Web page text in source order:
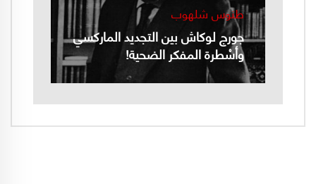
طنوس شلهوب
جورج لوكاش بين التجديد الماركسي
وأسْطرة المفكر الضحية!